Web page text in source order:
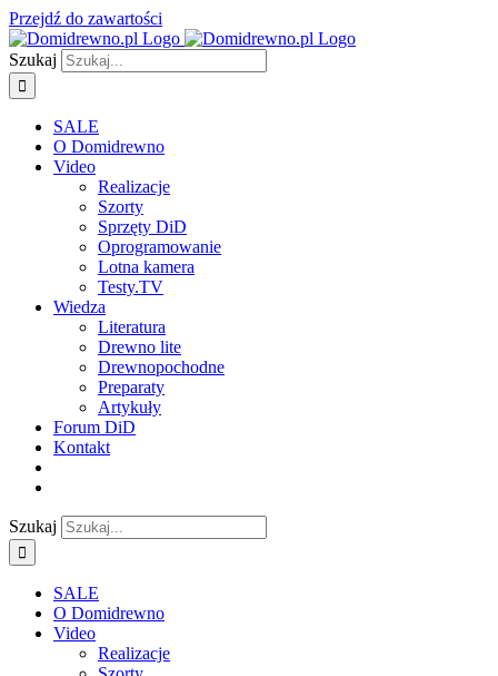
Przejdź do zawartości
Szukaj
SALE
O Domidrewno
Video
Realizacje
Szorty
Sprzęty DiD
Oprogramowanie
Lotna kamera
Testy.TV
Wiedza
Literatura
Drewno lite
Drewnopochodne
Preparaty
Artykuły
Forum DiD
Kontakt
Szukaj
SALE
O Domidrewno
Video
Realizacje